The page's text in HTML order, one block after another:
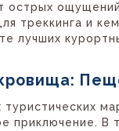
острых
треккинга и
лучших
туристических
приключение.